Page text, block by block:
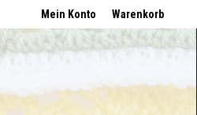
Mein Konto Warenkorb
Mein Konto Warenkorb